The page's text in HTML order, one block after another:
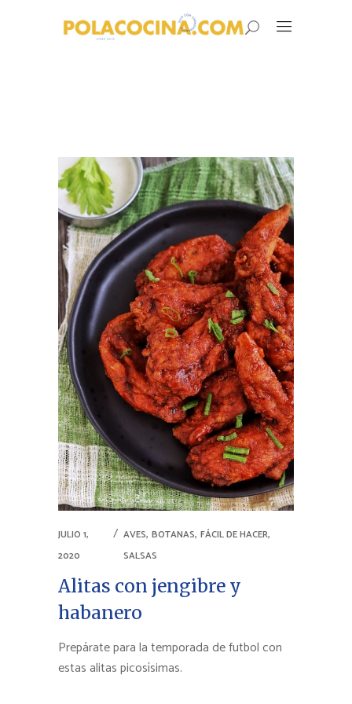
JULIO 1,
2020
AVES, BOTANAS, FÁCIL DE HACER,
SALSAS
Alitas con jengibre y
habanero
Prepárate para la temporada de futbol con
estas alitas picosísimas.